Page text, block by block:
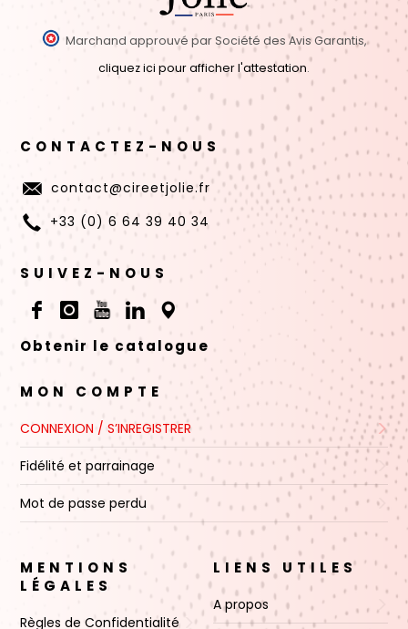
Marchand approuvé par Société des Avis Garantis,
cliquez ici pour afficher l'attestation.
CONTACTEZ-NOUS
contact@cireetjolie.fr
+33 (0) 6 64 39 40 34
SUIVEZ-NOUS
Obtenir le catalogue
MON COMPTE
CONNEXION / S’INREGISTRER
Fidélité et parrainage
Mot de passe perdu
MENTIONS
LÉGALES
Règles de Confidentialité
LIENS UTILES
A propos